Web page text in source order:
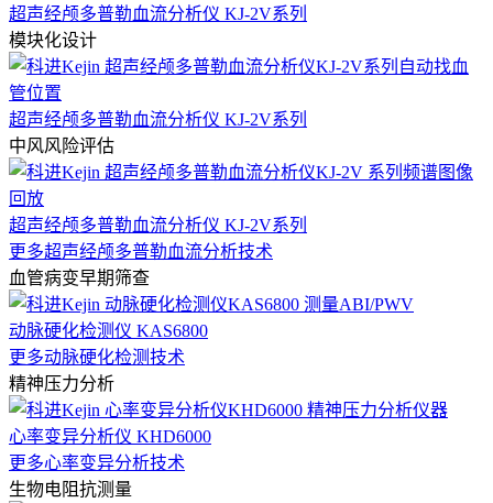
超声经颅多普勒血流分析仪 KJ-2V系列
模块化设计
超声经颅多普勒血流分析仪 KJ-2V系列
中风风险评估
超声经颅多普勒血流分析仪 KJ-2V系列
更多超声经颅多普勒血流分析技术
血管病变早期筛查
动脉硬化检测仪 KAS6800
更多动脉硬化检测技术
精神压力分析
心率变异分析仪 KHD6000
更多心率变异分析技术
生物电阻抗测量